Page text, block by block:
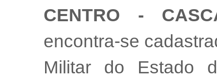
CENTRO -
encontra-se
Militar do Estado